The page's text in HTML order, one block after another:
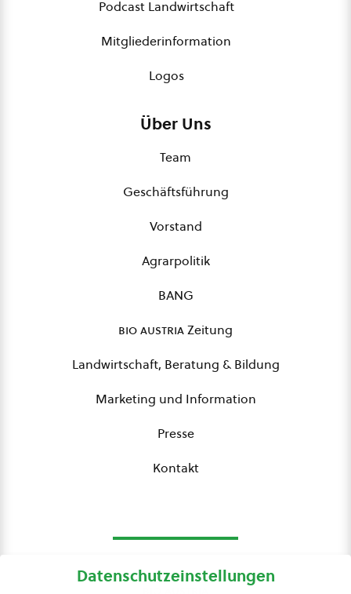
Podcast Landwirtschaft
Mitgliederinformation
Logos
Über Uns
Team
Geschäftsführung
Vorstand
Agrarpolitik
BANG
bio austriaZeitung
Landwirtschaft, Beratung & Bildung
Marketing und Information
Presse
Kontakt
Datenschutzeinstellungen